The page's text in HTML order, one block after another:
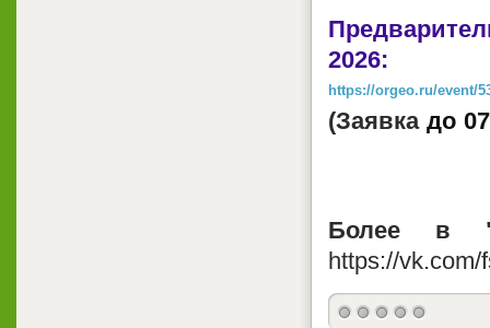
2026:
https://orgeo.ru/event/
(Заявкадо 07
Более в
https://vk.com/